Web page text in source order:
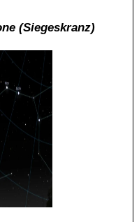
(Siegeskranz)